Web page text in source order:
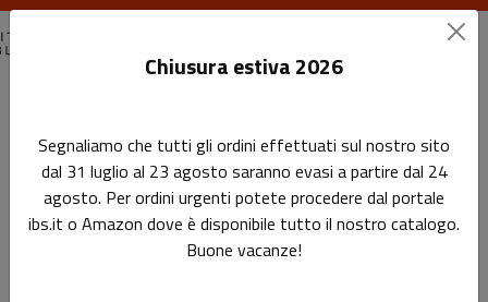
Marco Fioretti
Pagina di Marco Fioretti
Chiusura estiva 2026
Segnaliamo che tutti gli ordini effettuati sul nostro sito
dal 31 luglio al 23 agosto saranno evasi a partire dal 24
agosto. Per ordini urgenti potete procedere dal portale
ibs.it o Amazon dove è disponibile tutto il nostro catalogo.
Buone vacanze!